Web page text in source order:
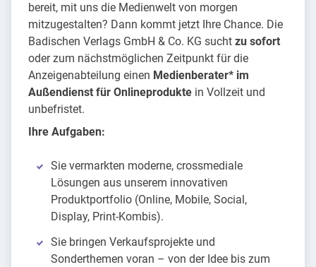
bereit, mit uns die Medienwelt von morgen
mitzugestalten? Dann kommt jetzt Ihre Chance. Die
Badischen Verlags GmbH & Co. KG sucht zu sofort
oder zum nächstmöglichen Zeitpunkt für die
Anzeigenabteilung einen Medienberater* im
Außendienst für Onlineprodukte in Vollzeit und
unbefristet.
Ihre Aufgaben:
Sie vermarkten moderne, crossmediale
Lösungen aus unserem innovativen
Produktportfolio (Online, Mobile, Social,
Display, Print-Kombis).
Sie bringen Verkaufsprojekte und
Sonderthemen voran – von der Idee bis zum